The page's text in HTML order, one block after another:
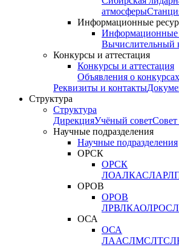
атмосферы
Информационные
Информационные
Вычислительный
Конкурсы и аттестация
Конкурсы и аттестация
Объявления о
Реквизиты и контакты
Структура
Структура
ДирекцияУчёный совет
Научные подразделения
Научные подразделения
ОРСК
ОРСК
ЛОАЛКАСЛАР
ОРОВ
ОРОВ
ЛРВЛКАОЛРОС
ОСА
ОСА
ЛААСЛМСЛТС